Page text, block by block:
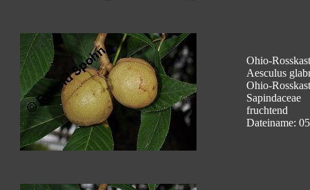
Ohio-
Aesculus
Ohio-
Sapindaceae
fruchtend
Dateiname: